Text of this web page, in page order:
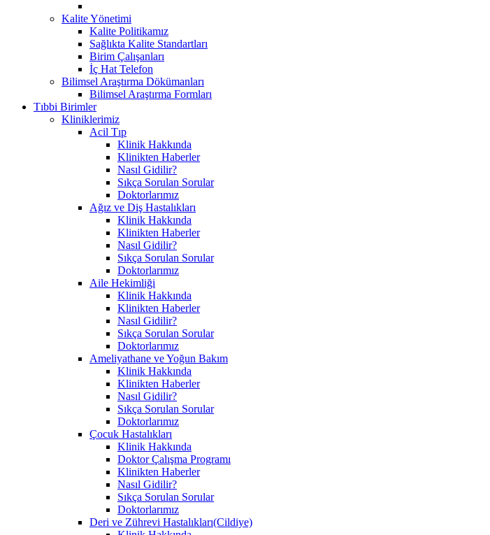
Kalite Yönetimi
Kalite Politikamız
Sağlıkta Kalite Standartları
Birim Çalışanları
İç Hat Telefon
Bilimsel Araştırma Dökümanları
Bilimsel Araştırma Formları
Tıbbi Birimler
Kliniklerimiz
Acil Tıp
Klinik Hakkında
Klinikten Haberler
Nasıl Gidilir?
Sıkça Sorulan Sorular
Doktorlarımız
Ağız ve Diş Hastalıkları
Klinik Hakkında
Klinikten Haberler
Nasıl Gidilir?
Sıkça Sorulan Sorular
Doktorlarımız
Aile Hekimliği
Klinik Hakkında
Klinikten Haberler
Nasıl Gidilir?
Sıkça Sorulan Sorular
Doktorlarımız
Ameliyathane ve Yoğun Bakım
Klinik Hakkında
Klinikten Haberler
Nasıl Gidilir?
Sıkça Sorulan Sorular
Doktorlarımız
Çocuk Hastalıkları
Klinik Hakkında
Doktor Çalışma Programı
Klinikten Haberler
Nasıl Gidilir?
Sıkça Sorulan Sorular
Doktorlarımız
Deri ve Zührevi Hastalıkları(Cildiye)